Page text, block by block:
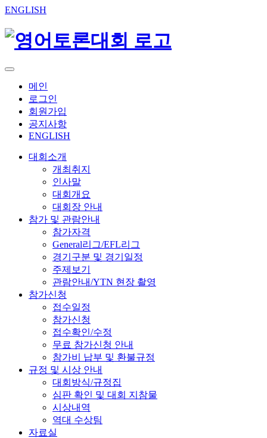
ENGLISH
메인
로그인
회원가입
공지사항
ENGLISH
대회소개
개최취지
인사말
대회개요
대회장 안내
참가 및 관람안내
참가자격
General리그/EFL리그
경기구분 및 경기일정
주제보기
관람안내/YTN 현장 촬영
참가신청
접수일정
참가신청
접수확인/수정
무료 참가신청 안내
참가비 납부 및 환불규정
규정 및 시상 안내
대회방식/규정집
심판 확인 및 대회 지참물
시상내역
역대 수상팀
자료실